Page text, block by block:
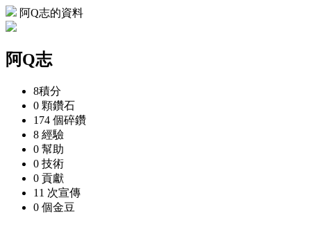
阿Q志的資料
阿Q志
8積分
0 顆鑽石
174 個碎鑽
8 經驗
0 幫助
0 技術
0 貢獻
11 次宣傳
0 個金豆